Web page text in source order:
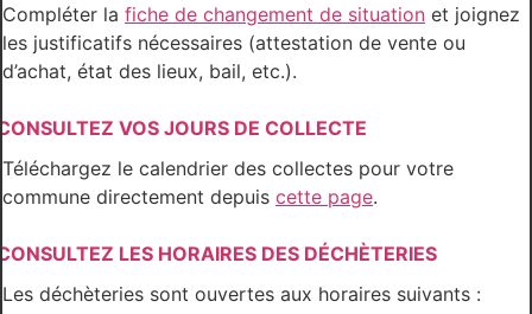
Compléter la fiche de changement de situation et joignez
les justificatifs nécessaires (attestation de vente ou
d’achat, état des lieux, bail, etc.).
VOS JOURS DE COLLECTE
Téléchargez le calendrier des collectes pour votre
commune directement depuis cette page.
LES HORAIRES DES DÉCHÈTERIES
Les déchèteries sont ouvertes aux horaires suivants :